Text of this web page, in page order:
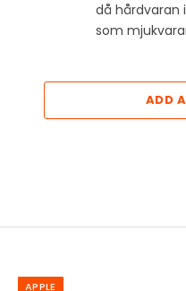
då hårdvaran
som
ADD
APPLE